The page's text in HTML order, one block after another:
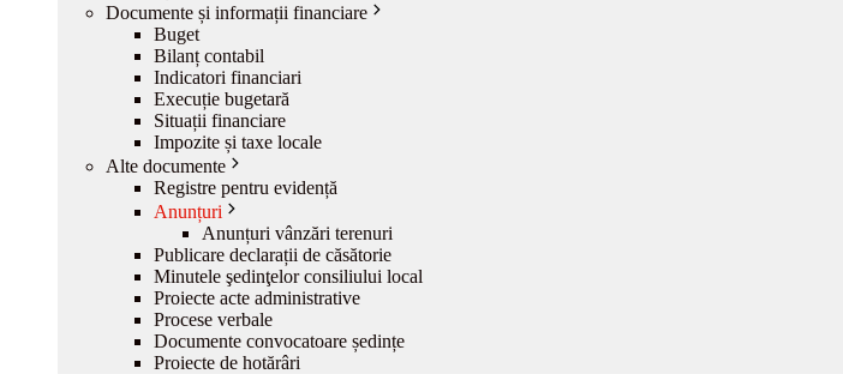
Documente și informații financiare
Buget
Bilanț contabil
Indicatori financiari
Execuție bugetară
Situații financiare
Impozite și taxe locale
Alte documente
Registre pentru evidență
Anunțuri
Anunțuri vânzări terenuri
Publicare declarații de căsătorie
Minutele şedinţelor consiliului local
Proiecte acte administrative
Procese verbale
Documente convocatoare ședințe
Proiecte de hotărâri